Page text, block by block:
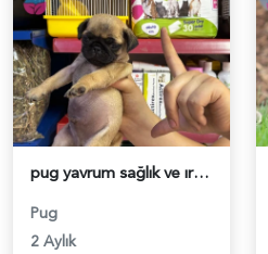
pug yavrum sağlık ve ırk garantilidir - 5849
Pug
2 Aylık